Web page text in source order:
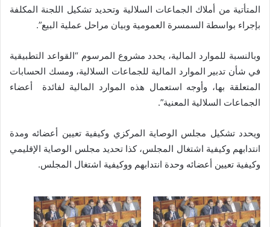
المتأتية من أملاك الجماعات السلالية وتحديد تشكيل اللجنة المكلفة
بإجراء بواسطة السمسرة العمومية وبيان مراحل عملية البيع”.
وبالنسبة للموارد المالية، يحدد مشروع المرسوم “القواعد التطبيقية
في شأن تدبير الموارد المالية للجماعات السلالية، ومسك الحسابات
المتعلقة بها، وأوجه استعمال هذه الموارد المالية لفائدة أعضاء
الجماعات السلالية المعنية”.
ويحدد تشكيل مجلس الوصاية المركزي وكيفية تعيين أعضائه ومدة
انتدابهم وكيفية اشتغال المجلس، كذا تحديد مجلس الوصاية الإقليمي
وكيفية تعيين أعضائه وحدة انتدابهم ووكيفية اشتغال المجلس.